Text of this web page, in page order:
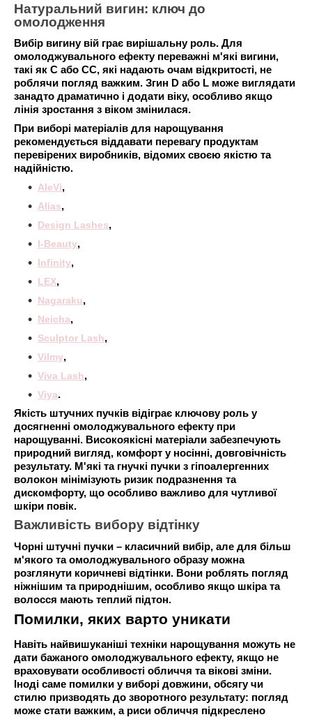
Натуральний вигин: ключ до
омолодження
Вибір вигину вій грає вирішальну роль. Для
омолоджувального ефекту переважні м'які вигини,
такі як C або CC, які надають очам відкритості, не
роблячи погляд важким. Згин D або L може виглядати
занадто драматично і додати віку, особливо якщо
лінія зростання з віком змінилася.
При виборі матеріалів для нарощування
рекомендується віддавати перевагу продуктам
перевірених виробників, відомих своєю якістю та
надійністю.
AleVi,
Alias,
Design Lashes,
I-Beauty,
Infinity,
LEX,
Nagaraku,
Neicha,
Sculptor Lash,
Vilmy,
Viva Lash,
Viya.
Якість штучних пучків відіграє ключову роль у
досягненні омолоджувального ефекту при
нарощуванні. Високоякісні матеріали забезпечують
природний вигляд, комфорт у носінні, довговічність
результату. М'які та гнучкі пучки з гіпоалергенних
волокон мінімізують ризик подразнення та
дискомфорту, що особливо важливо для чутливої ​​
шкіри повік.
Важливість вибору відтінку
Чорні штучні пучки – класичний вибір, але для більш
м'якого та омолоджувального образу можна
розглянути коричневі відтінки. Вони роблять погляд
ніжнішим та природнішим, особливо якщо шкіра та
волосся мають теплий підтон.
Помилки, яких варто уникати
Навіть найвишуканіші техніки нарощування можуть не
дати бажаного омолоджувального ефекту, якщо не
враховувати особливості обличчя та вікові зміни.
Іноді саме помилки у виборі довжини, обсягу чи
стилю призводять до зворотного результату: погляд
може стати важким, а риси обличчя підкреслено